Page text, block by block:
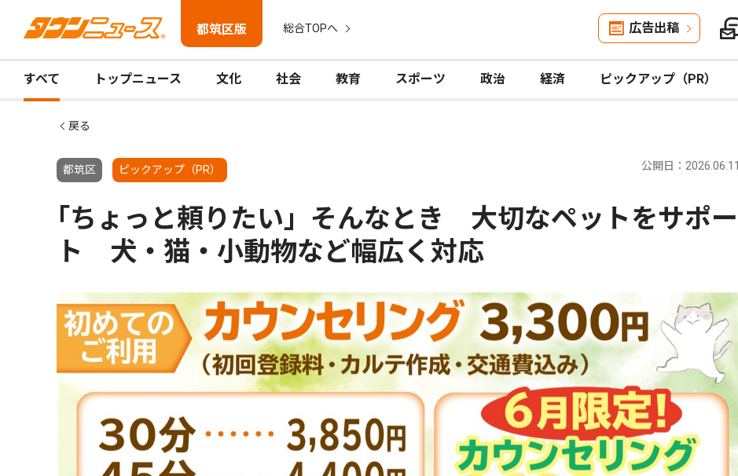
都筑区版 総合TOPへ 広告出稿
すべて トップニュース 文化 社会 教育 スポーツ 政治 経済 ピックアップ（PR）
戻る
都筑区 ピックアップ（PR） 公開日：2026.06.11
｢ちょっと頼りたい」そんなとき 大切なペットをサポー
ト 犬・猫・小動物など幅広く対応